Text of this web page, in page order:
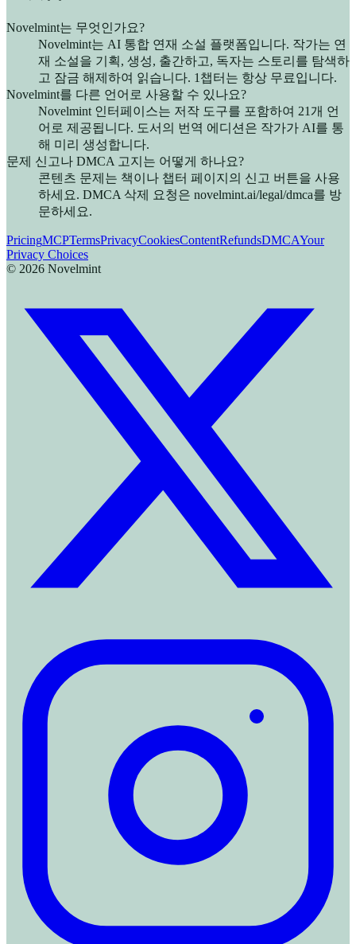
Novelmint는 무엇인가요?
Novelmint는 AI 통합 연재 소설 플랫폼입니다. 작가는 연
재 소설을 기획, 생성, 출간하고, 독자는 스토리를 탐색하
고 잠금 해제하여 읽습니다. 1챕터는 항상 무료입니다.
Novelmint를 다른 언어로 사용할 수 있나요?
Novelmint 인터페이스는 저작 도구를 포함하여 21개 언
어로 제공됩니다. 도서의 번역 에디션은 작가가 AI를 통
해 미리 생성합니다.
문제 신고나 DMCA 고지는 어떻게 하나요?
콘텐츠 문제는 책이나 챕터 페이지의 신고 버튼을 사용
하세요. DMCA 삭제 요청은 novelmint.ai/legal/dmca를 방
문하세요.
PricingMCPTermsPrivacyCookiesContentRefundsDMCAYour
Privacy Choices
© 2026 Novelmint